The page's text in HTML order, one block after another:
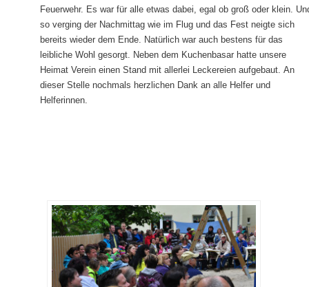
Feuerwehr. Es war für alle etwas dabei, egal ob groß oder klein.
so verging der Nachmittag wie im Flug und das Fest neigte sich
bereits wieder dem Ende. Natürlich war auch bestens für das
leibliche Wohl gesorgt. Neben dem Kuchenbasar hatte unsere
Heimat Verein einen Stand mit allerlei Leckereien aufgebaut. An
dieser Stelle nochmals herzlichen Dank an alle Helfer und
Helferinnen.